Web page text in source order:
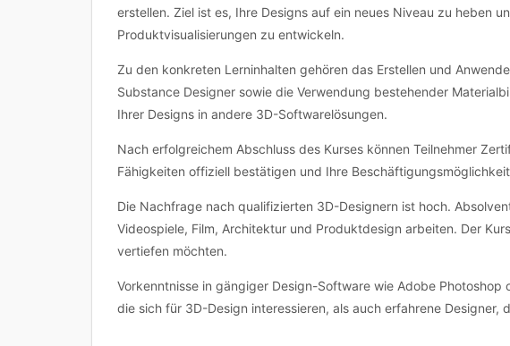
erstellen. Ziel ist es, Ihre Designs auf ein neues Niveau zu heben
Produktvisualisierungen zu entwickeln.
Zu den konkreten Lerninhalten gehören das Erstellen und
Substance Designer sowie die Verwendung bestehender
Ihrer Designs in andere 3D-Softwarelösungen.
Nach erfolgreichem Abschluss des Kurses können Teilnehmer
Fähigkeiten offiziell bestätigen und Ihre
Die Nachfrage nach qualifizierten 3D-Designern ist hoch.
Videospiele, Film, Architektur und Produktdesign arbeiten. Der
vertiefen möchten.
Vorkenntnisse in gängiger Design-Software wie Adobe
die sich für 3D-Design interessieren, als auch erfahrene Designer,